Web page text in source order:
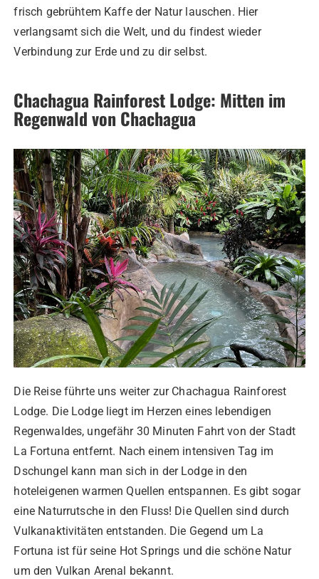
frisch gebrühtem Kaffe der Natur lauschen. Hier
verlangsamt sich die Welt, und du findest wieder
Verbindung zur Erde und zu dir selbst.
Chachagua Rainforest Lodge: Mitten im
Regenwald von Chachagua
Die Reise führte uns weiter zur Chachagua Rainforest
Lodge. Die Lodge liegt im Herzen eines lebendigen
Regenwaldes, ungefähr 30 Minuten Fahrt von der Stadt
La Fortuna entfernt. Nach einem intensiven Tag im
Dschungel kann man sich in der Lodge in den
hoteleigenen warmen Quellen entspannen. Es gibt sogar
eine Naturrutsche in den Fluss! Die Quellen sind durch
Vulkanaktivitäten entstanden. Die Gegend um La
Fortuna ist für seine Hot Springs und die schöne Natur
um den Vulkan Arenal bekannt.